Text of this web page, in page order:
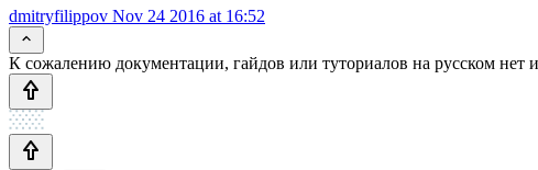
dmitryfilippov Nov 24 2016 at 16:52
К сожалению документации, гайдов или туториалов на русском нет